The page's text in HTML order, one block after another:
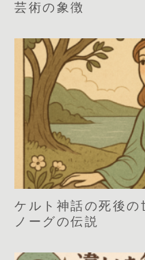
芸術の象徴
ケルト神話の死後の
ノーグの伝説